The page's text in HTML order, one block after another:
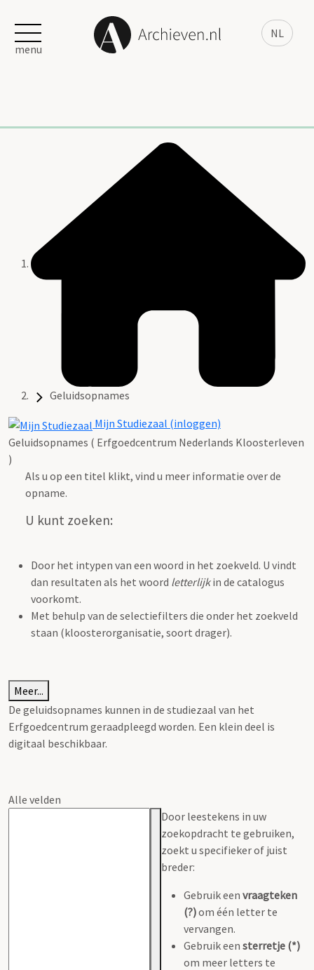
NL
menu
Geluidsopnames
Mijn Studiezaal (inloggen)
Geluidsopnames ( Erfgoedcentrum Nederlands Kloosterleven
)
Als u op een titel klikt, vind u meer informatie over de
opname.
U kunt zoeken:
Door het intypen van een woord in het zoekveld. U vindt
dan resultaten als het woord letterlijkin de catalogus
voorkomt.
Met behulp van de selectiefilters die onder het zoekveld
staan (kloosterorganisatie, soort drager).
Meer...
De geluidsopnames kunnen in de studiezaal van het
Erfgoedcentrum geraadpleegd worden. Een klein deel is
digitaal beschikbaar.
Alle velden
Door leestekens in uw
zoekopdracht te gebruiken,
zoekt u specifieker of juist
breder:
Gebruik een vraagteken
(?)om één letter te
vervangen.
Gebruik een sterretje (*)
om meer letters te